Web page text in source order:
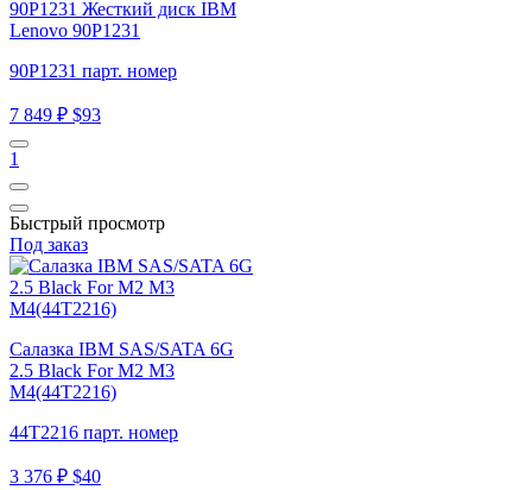
90P1231 Жесткий диск IBM
Lenovo 90P1231
90P1231 парт. номер
7 849 ₽ $93
1
Быстрый просмотр
Под заказ
Салазка IBM SAS/SATA 6G
2.5 Black For M2 M3
M4(44T2216)
44T2216 парт. номер
3 376 ₽ $40